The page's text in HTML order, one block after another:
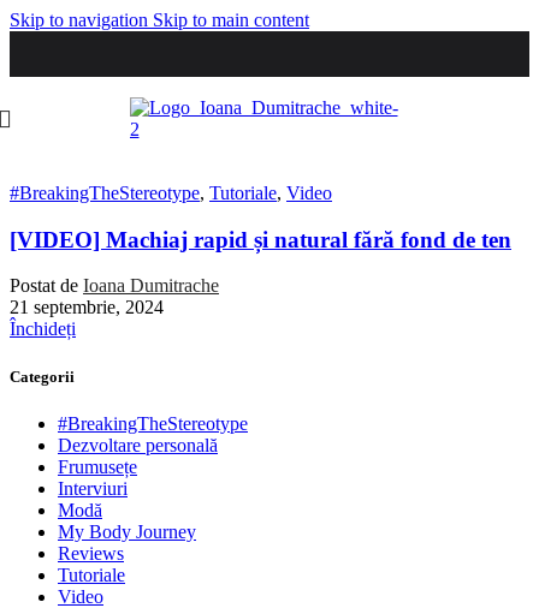
Skip to navigation Skip to main content
#BreakingTheStereotype, Tutoriale, Video
[VIDEO] Machiaj rapid și natural fără fond de ten
Postat de Ioana Dumitrache
21 septembrie, 2024
Închideți
Categorii
#BreakingTheStereotype
Dezvoltare personală
Frumusețe
Interviuri
Modă
My Body Journey
Reviews
Tutoriale
Video